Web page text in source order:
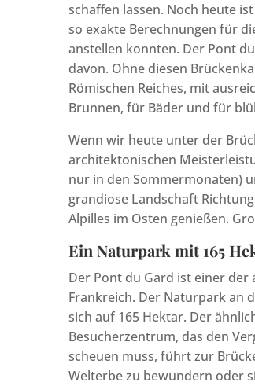
schaffen lassen. Noch heute
so exakte Berechnungen für
anstellen konnten. Der Pont
davon. Ohne diesen
Römischen Reiches, mit
Brunnen, für Bäder und für
Wenn wir heute unter der
architektonischen
nur in den Sommermonaten)
grandiose Landschaft
Alpilles im Osten genießen.
Ein Naturpark mit 165
Der Pont du Gard ist einer der
Frankreich. Der Naturpark an
sich auf 165 Hektar. Der
Besucherzentrum, das den
scheuen muss, führt zur
Welterbe zu bewundern oder